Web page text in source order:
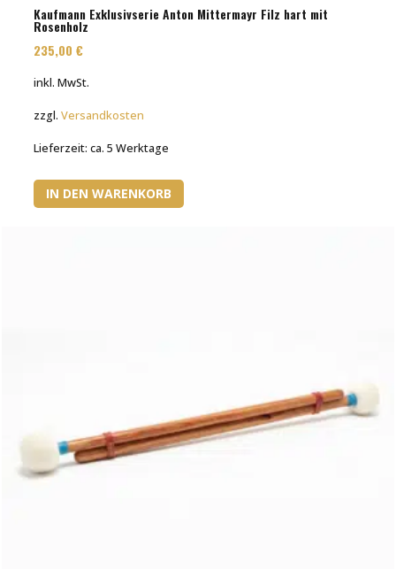
Kaufmann Exklusivserie Anton Mittermayr Filz hart mit
Rosenholz
235,00€
inkl. MwSt.
zzgl.Versandkosten
Lieferzeit:ca. 5 Werktage
IN DEN WARENKORB